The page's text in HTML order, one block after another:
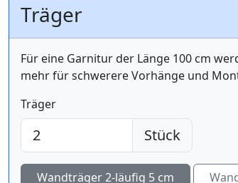
Träger
Für eine
mehr für schwerere Vorhänge und
Träger
Stück
Wandträger 2-läufig 5 cm